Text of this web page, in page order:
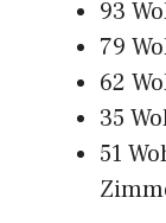
93
79
62
35
51